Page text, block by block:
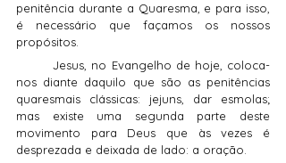
penitência durante a Quaresma, e para isso,
é necessário que façamos os nossos
propósitos.
	Jesus, no Evangelho de hoje, coloca-
nos diante daquilo que são as penitências
quaresmais clássicas: jejuns, dar esmolas;
mas existe uma segunda parte deste
movimento para Deus que às vezes é
desprezada e deixada de lado: a oração.